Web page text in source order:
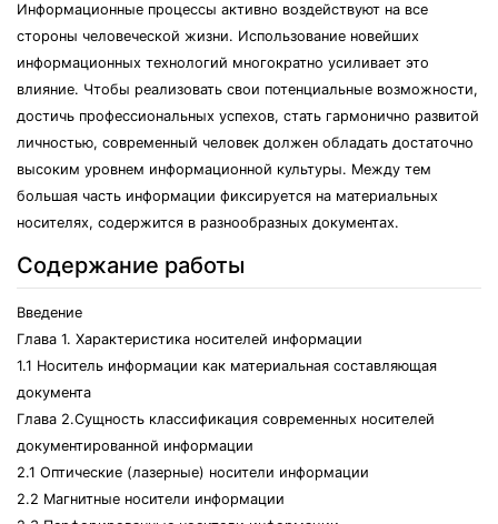
Информационные процессы активно воздействуют на все
стороны человеческой жизни. Использование новейших
информационных технологий многократно усиливает это
влияние. Чтобы реализовать свои потенциальные возможности,
достичь профессиональных успехов, стать гармонично развитой
личностью, современный человек должен обладать достаточно
высоким уровнем информационной культуры. Между тем
большая часть информации фиксируется на материальных
носителях, содержится в разнообразных документах.
Содержание работы
Введение
Глава 1. Характеристика носителей информации
1.1 Носитель информации как материальная составляющая
документа
Глава 2.Сущность классификация современных носителей
документированной информации
2.1 Оптические (лазерные) носители информации
2.2 Магнитные носители информации